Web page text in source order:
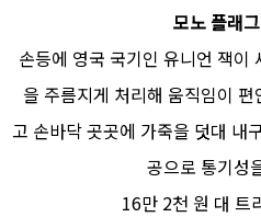
모노 플래
손등에 영국 국기인 유니언 잭이
을 주름지게 처리해 움직임이
고 손바닥 곳곳에 가죽을 덧대 내
공으로 통기성
16만 2천 원 대 트